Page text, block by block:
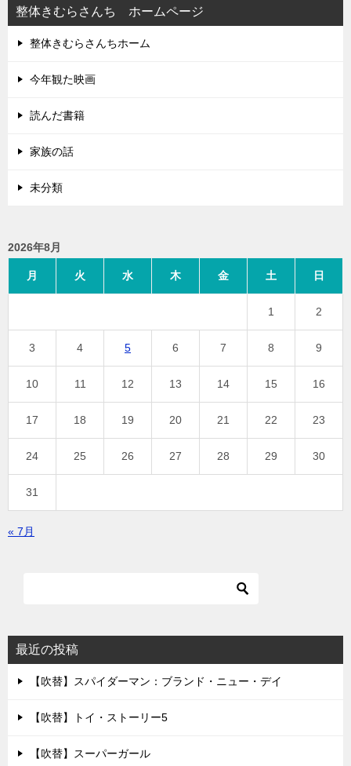
整体きむらさんち ホームページ
整体きむらさんちホーム
今年観た映画
読んだ書籍
家族の話
未分類
2026年8月
月 火 水 木 金 土 日
1 2
3 4 5 6 7 8 9
10 11 12 13 14 15 16
17 18 19 20 21 22 23
24 25 26 27 28 29 30
31
« 7月
最近の投稿
【吹替】スパイダーマン：ブランド・ニュー・デイ
【吹替】トイ・ストーリー5
【吹替】スーパーガール